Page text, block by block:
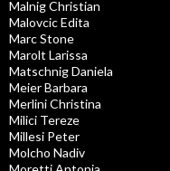
Malnig Christian
Malovcic Edita
Marc Stone
Marolt Larissa
Matschnig Daniela
Meier Barbara
Merlini Christina
Milici Tereze
Millesi Peter
Molcho Nadiv